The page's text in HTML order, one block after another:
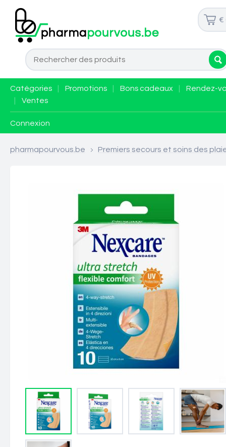
€
Catégories Promotions Bons cadeaux
Rendez-
Ventes
Connexion
pharmapourvous.be > Premiers secours et soins des